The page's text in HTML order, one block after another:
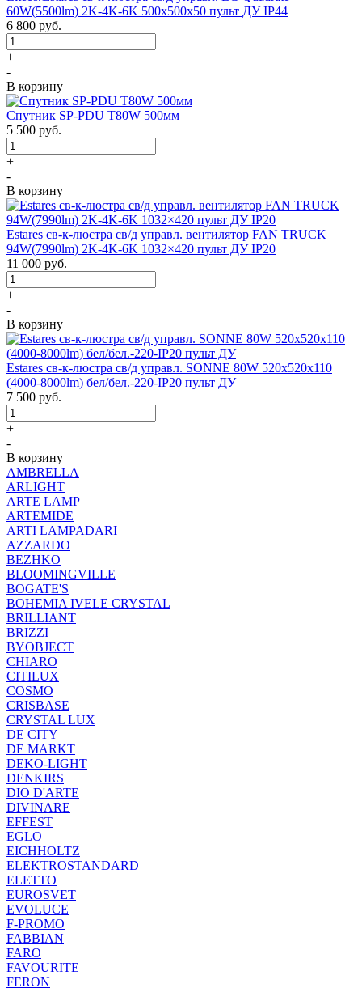
60W(5500lm) 2K-4K-6K 500x500x50 пульт ДУ IP44
6 800 руб.
+
-
В корзину
Спутник SP-PDU T80W 500мм
5 500 руб.
+
-
В корзину
Estares св-к-люстра св/д управл. вентилятор FAN TRUCK
94W(7990lm) 2K-4K-6K 1032×420 пульт ДУ IP20
11 000 руб.
+
-
В корзину
Estares св-к-люстра св/д управл. SONNE 80W 520x520x110
(4000-8000lm) бел/бел.-220-IP20 пульт ДУ
7 500 руб.
+
-
В корзину
AMBRELLA
ARLIGHT
ARTE LAMP
ARTEMIDE
ARTI LAMPADARI
AZZARDO
BEZHKO
BLOOMINGVILLE
BOGATE'S
BOHEMIA IVELE CRYSTAL
BRILLIANT
BRIZZI
BYOBJECT
CHIARO
CITILUX
COSMO
CRISBASE
CRYSTAL LUX
DE CITY
DE MARKT
DEKO-LIGHT
DENKIRS
DIO D'ARTE
DIVINARE
EFFEST
EGLO
EICHHOLTZ
ELEKTROSTANDARD
ELETTO
EUROSVET
EVOLUCE
F-PROMO
FABBIAN
FARO
FAVOURITE
FERON